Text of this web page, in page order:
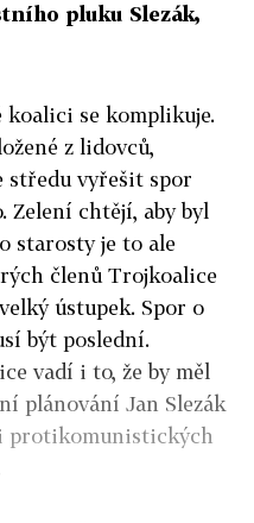
pluku Slezák,
koalici se komplikuje.
z lidovců,
středu vyřešit spor
Zelení chtějí, aby byl
starosty je to ale
členů Trojkoalice
ústupek. Spor o
být poslední.
vadí i to, že by měl
plánování Jan Slezák
protikomunistických